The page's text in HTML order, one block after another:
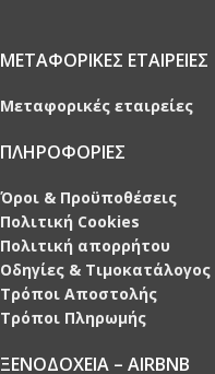
ΜΕΤΑΦΟΡΙΚΕΣ ΕΤΑΙΡΕΙΕΣ
Μεταφορικές εταιρείες
ΠΛΗΡΟΦΟΡΙΕΣ
Όροι & Προϋποθέσεις
Πολιτική Cookies
Πολιτική απορρήτου
Οδηγίες &
Τρόποι Αποστολής
Τρόποι Πληρωμής
ΞΕΝΟΔΟΧΕΙΑ – AIRBNB